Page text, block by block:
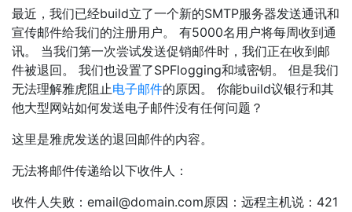
最近，我们已经build立了一个新的SMTP服务器发送通讯和
宣传邮件给我们的注册用户。 有5000名用户将每周收到通
讯。 当我们第一次尝试发送促销邮件时，我们正在收到邮
件被退回。 我们也设置了SPFlogging和域密钥。 但是我们
无法理解雅虎阻止电子邮件的原因。 你能build议银行和其
他大型网站如何发送电子邮件没有任何问题？
这里是雅虎发送的退回邮件的内容。
无法将邮件传递给以下收件人：
收件人失败： email@domain.com原因：远程主机说：421